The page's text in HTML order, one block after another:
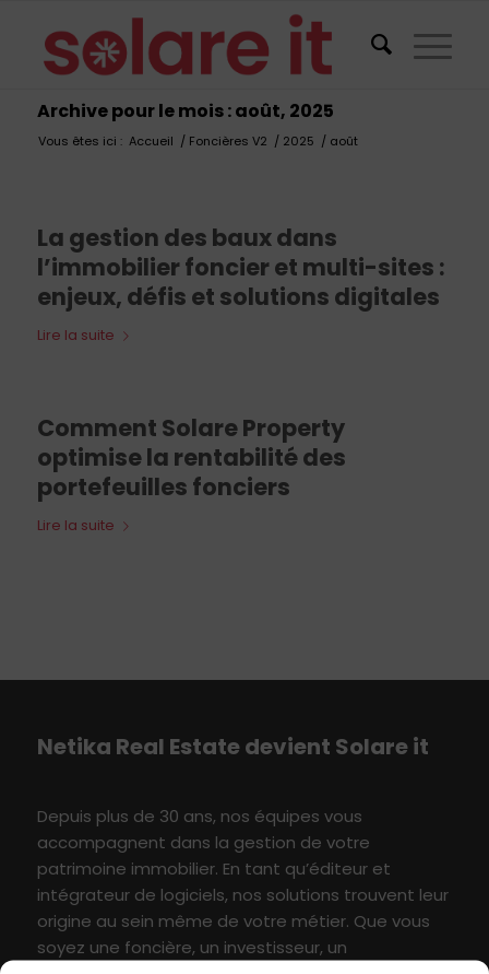
Archive pour le mois : août, 2025
Vous êtes ici : Accueil / Foncières V2 / 2025 / août
La gestion des baux dans
l’immobilier foncier et multi-sites :
enjeux, défis et solutions digitales
Lire la suite
Comment Solare Property
optimise la rentabilité des
portefeuilles fonciers
Lire la suite
Netika Real Estatedevient Solareit
Depuis plus de 30 ans, nos équipes vous
accompagnent dans la gestion de votre
patrimoine immobilier. En tant qu’éditeur et
intégrateur de logiciels, nos solutions trouvent leur
origine au sein même de votre métier. Que vous
soyez une foncière, un investisseur, un